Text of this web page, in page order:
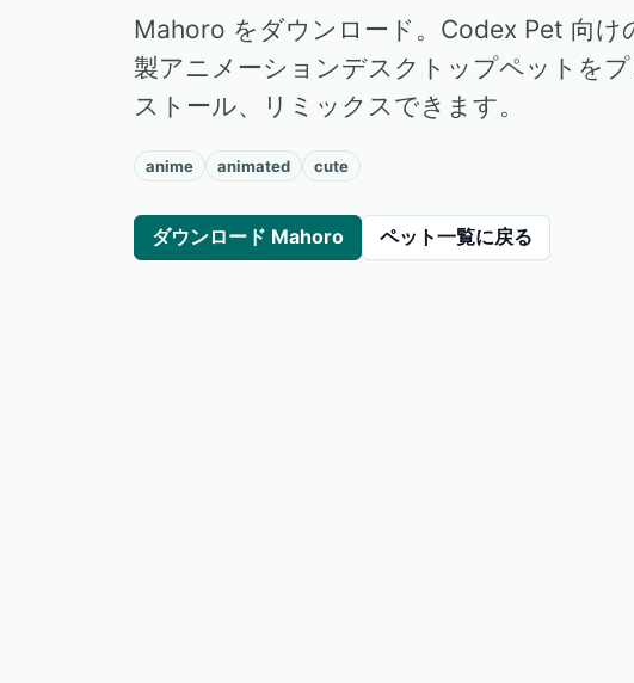
Mahoro をダウンロード。Codex Pet 向け
製アニメーションデスクトップペットを
ストール、リミックスできます。
anime animated cute
ダウンロード Mahoro ペット一覧に戻る